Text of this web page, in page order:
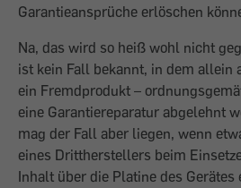
Garantieansprüche erlöschen
Na, das wird so heiß wohl nicht
ist kein Fall bekannt, in dem allein
ein Fremdprodukt –
eine Garantiereparatur abgelehnt
mag der Fall aber liegen, wenn
eines Drittherstellers beim
Inhalt über die Platine des